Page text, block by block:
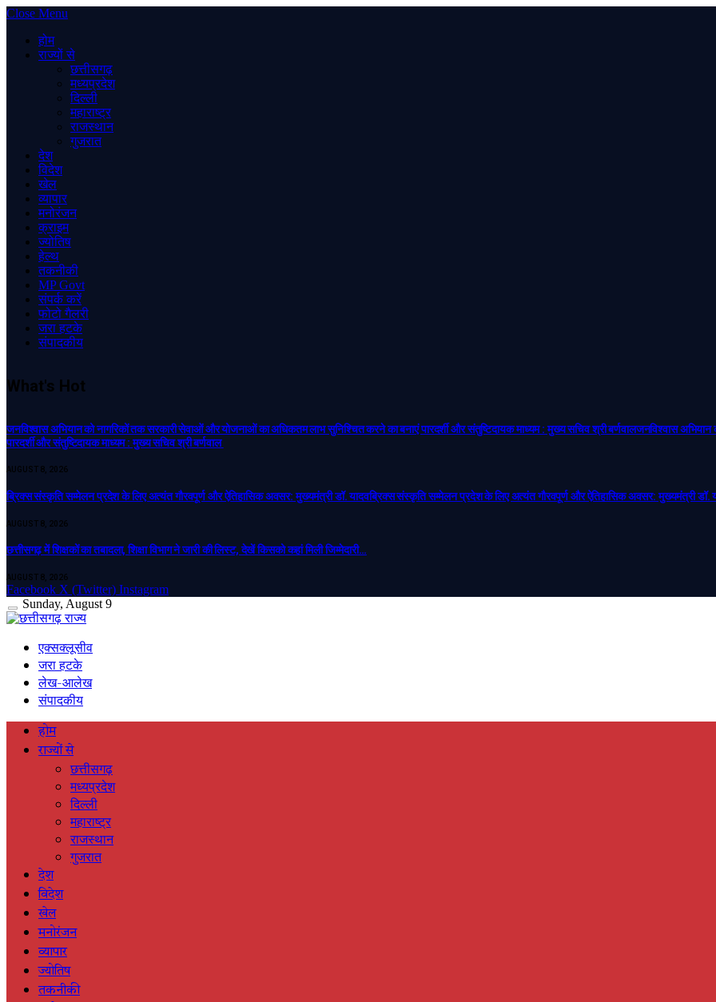
Close Menu
होम
राज्यों से
छत्तीसगढ़
मध्यप्रदेश
दिल्ली
महाराष्ट्र
राजस्थान
गुजरात
देश
विदेश
खेल
व्यापार
मनोरंजन
क्राइम
ज्योतिष
हेल्थ
तकनीकी
MP Govt
संपर्क करें
फोटो गैलरी
जरा हटके
संपादकीय
What's Hot
जनविश्वास अभियान को नागरिकों तक सरकारी सेवाओं और योजनाओं का अधिकतम लाभ सुनिश्चित करने का बनाएं पारदर्शी और संतुष्टिदायक माध्यम : मुख्य सचिव श्री बर्णवाल​जनविश्वास
पारदर्शी और संतुष्टिदायक माध्यम : मुख्य सचिव श्री बर्णवाल
AUGUST 8, 2026
ब्रिक्स संस्कृति सम्मेलन प्रदेश के लिए अत्यंत गौरवपूर्ण और ऐतिहासिक अवसर: मुख्यमंत्री डॉ. यादव​ब्रिक्स संस्कृति सम्मेलन प्रदेश के लिए अत्यंत गौरवपूर्ण और ऐतिहासिक अवसर: मुख्यमंत्री डॉ.
AUGUST 8, 2026
छत्तीसगढ़ में शिक्षकों का तबादला, शिक्षा विभाग ने जारी की लिस्ट, देखें किसको कहां मिली जिम्मेदारी…
AUGUST 8, 2026
Facebook X (Twitter) Instagram
Sunday, August 9
एक्सक्लूसीव
जरा हटके
लेख-आलेख
संपादकीय
होम
राज्यों से
छत्तीसगढ़
मध्यप्रदेश
दिल्ली
महाराष्ट्र
राजस्थान
गुजरात
देश
विदेश
खेल
मनोरंजन
व्यापार
ज्योतिष
तकनीकी